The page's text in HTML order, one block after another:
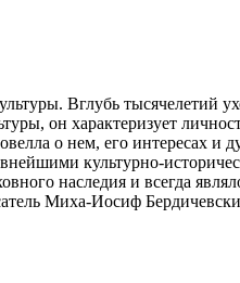
Вглубь тысячелетий
он характеризует
о нем, его интересах
культурно-
наследия и всегда
Миха-Иосиф